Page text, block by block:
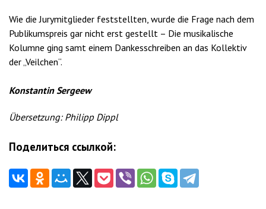
Wie die Jurymitglieder feststellten, wurde die Frage nach dem
Publikumspreis gar nicht erst gestellt – Die musikalische
Kolumne ging samt einem Dankesschreiben an das Kollektiv
der „Veilchen“.
Konstantin Sergeew
Übersetzung: Philipp Dippl
Поделиться ссылкой: